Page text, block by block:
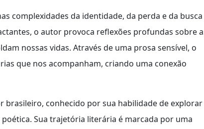
complexidades da identidade, da perda e da busca
o autor provoca reflexões profundas sobre
nossas vidas. Através de uma prosa sensível, o
que nos acompanham, criando uma conexão
conhecido por sua habilidade de explorar
Sua trajetória literária é marcada por uma